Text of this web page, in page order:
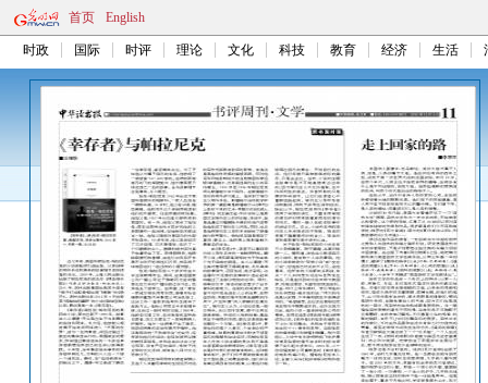
首页 English
时政 国际 时评 理论 文化 科技 教育 经济 生活